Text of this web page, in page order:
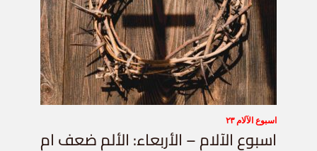
اسبوع الآلام ٢٣
اسبوع الآلام – الأربعاء: الألم ضعف ام